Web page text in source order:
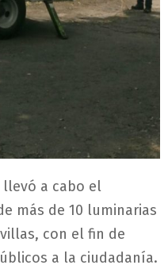
llevó a cabo el
más de 10 luminarias
con el fin de
a la ciudadanía.